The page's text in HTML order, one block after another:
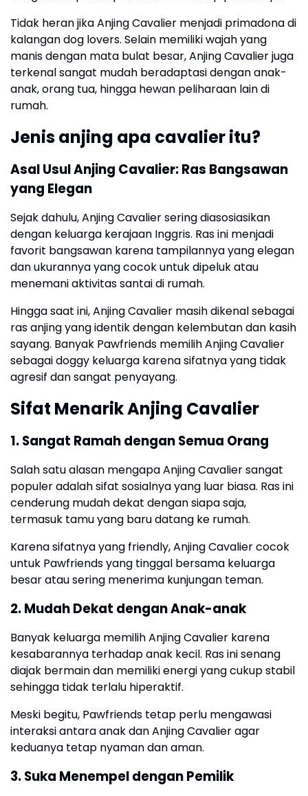
Tidak heran jika Anjing Cavalier menjadi primadona di
kalangan dog lovers. Selain memiliki wajah yang
manis dengan mata bulat besar, Anjing Cavalier juga
terkenal sangat mudah beradaptasi dengan anak-
anak, orang tua, hingga hewan peliharaan lain di
rumah.
Jenisanjing apa cavalier itu?
Asal Usul Anjing Cavalier: Ras Bangsawan
yang Elegan
Sejak dahulu, Anjing Cavalier sering diasosiasikan
dengan keluarga kerajaan Inggris. Ras ini menjadi
favorit bangsawan karena tampilannya yang elegan
dan ukurannya yang cocok untuk dipeluk atau
menemani aktivitas santai di rumah.
Hingga saat ini, Anjing Cavalier masih dikenal sebagai
ras anjing yang identik dengan kelembutan dan kasih
sayang. Banyak Pawfriends memilih Anjing Cavalier
sebagai doggy keluarga karena sifatnya yang tidak
agresif dan sangat penyayang.
Sifat Menarik Anjing Cavalier
1. Sangat Ramah dengan Semua Orang
Salah satu alasan mengapa Anjing Cavalier sangat
populer adalah sifat sosialnya yang luar biasa. Ras ini
cenderung mudah dekat dengan siapa saja,
termasuk tamu yang baru datang ke rumah.
Karena sifatnya yang friendly, Anjing Cavalier cocok
untuk Pawfriends yang tinggal bersama keluarga
besar atau sering menerima kunjungan teman.
2. Mudah Dekat dengan Anak-anak
Banyak keluarga memilih Anjing Cavalier karena
kesabarannya terhadap anak kecil. Ras ini senang
diajak bermain dan memiliki energi yang cukup stabil
sehingga tidak terlalu hiperaktif.
Meski begitu, Pawfriends tetap perlu mengawasi
interaksi antara anak dan Anjing Cavalier agar
keduanya tetap nyaman dan aman.
3. Suka Menempel dengan Pemilik